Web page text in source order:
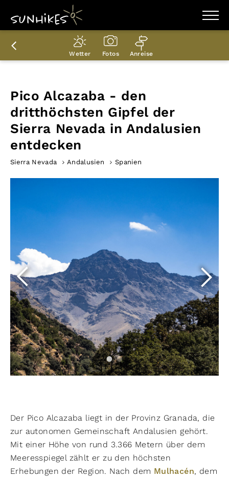
WANDERZIELE
WANDERUNGEN
ENTDECKEN
PLANER
Wetter Fotos Anreise
Pico Alcazaba - den
dritthöchsten Gipfel der
Sierra Nevada in Andalusien
entdecken
Sierra Nevada Andalusien Spanien
Der Pico Alcazaba liegt in der Provinz Granada, die
zur autonomen Gemeinschaft Andalusien gehört.
Mit einer Höhe von rund 3.366 Metern über dem
Meeresspiegel zählt er zu den höchsten
Erhebungen der Region. Nach dem Mulhacén, dem